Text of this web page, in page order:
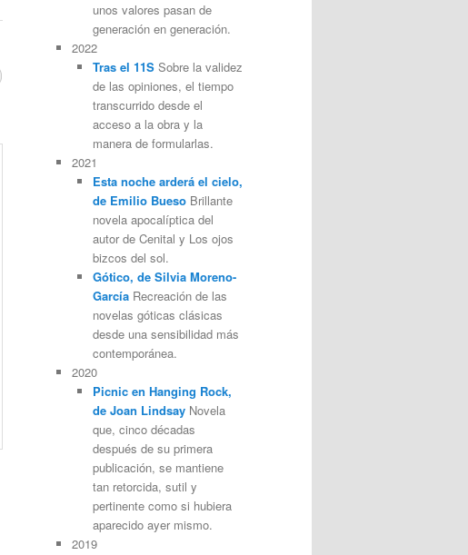
unos valores pasan de
generación en generación.
2022
Tras el 11SSobre la validez
de las opiniones, el tiempo
transcurrido desde el
acceso a la obra y la
manera de formularlas.
2021
Esta noche arderá el cielo,
de Emilio BuesoBrillante
novela apocalíptica del
autor de Cenital y Los ojos
bizcos del sol.
Gótico, de Silvia Moreno-
GarcíaRecreación de las
novelas góticas clásicas
desde una sensibilidad más
contemporánea.
2020
Picnic en Hanging Rock,
de Joan LindsayNovela
que, cinco décadas
después de su primera
publicación, se mantiene
tan retorcida, sutil y
pertinente como si hubiera
aparecido ayer mismo.
2019